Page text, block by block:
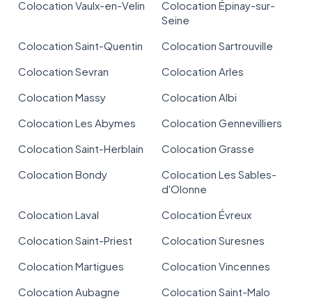
Colocation Vaulx-en-Velin
Colocation Épinay-sur-
Seine
Colocation Saint-Quentin
Colocation Sartrouville
Colocation Sevran
Colocation Arles
Colocation Massy
Colocation Albi
Colocation Les Abymes
Colocation Gennevilliers
Colocation Saint-Herblain
Colocation Grasse
Colocation Bondy
Colocation Les Sables-
d'Olonne
Colocation Laval
Colocation Évreux
Colocation Saint-Priest
Colocation Suresnes
Colocation Martigues
Colocation Vincennes
Colocation Aubagne
Colocation Saint-Malo